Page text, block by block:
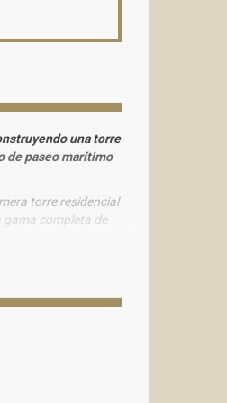
una torre
de paseo marítimo
torre residencial
gama completa de